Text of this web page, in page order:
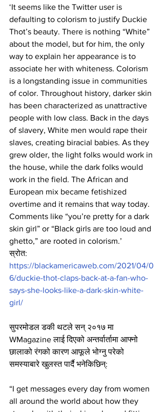
‘It seems like the Twitter user is
defaulting to colorism to justify Duckie
Thot’s beauty. There is nothing “White”
about the model, but for him, the only
way to explain her appearance is to
associate her with whiteness. Colorism
is a longstanding issue in communities
of color. Throughout history, darker skin
has been characterized as unattractive
people with low class. Back in the days
of slavery, White men would rape their
slaves, creating biracial babies. As they
grew older, the light folks would work in
the house, while the dark folks would
work in the field. The African and
European mix became fetishized
overtime and it remains that way today.
Comments like “you’re pretty for a dark
skin girl” or “Black girls are too loud and
ghetto,” are rooted in colorism.’
स्रोत:
https://blackamericaweb.com/2021/04/0
6/duckie-thot-claps-back-at-a-fan-who-
says-she-looks-like-a-dark-skin-white-
girl/
सुपरमोडल डकी थटले सन् २०१७ मा
WMagazine लाई दिएको अन्तर्वार्तामा आफ्नो
छालाको रंगको कारण आफूले भोग्नु परेको
समस्याबारे खुलस्त पार्दै भनेकिछिन्:
“I get messages every day from women
all around the world about how they